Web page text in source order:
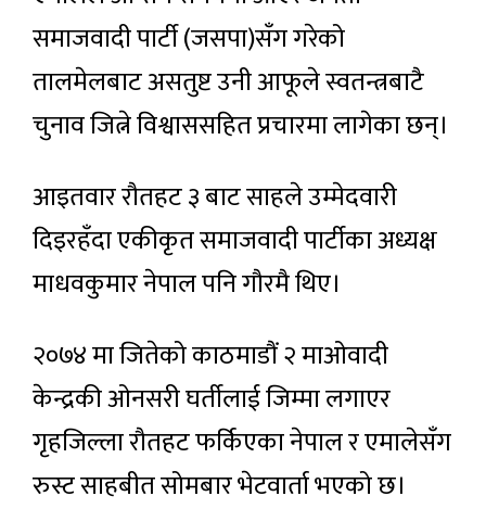
समाजवादी पार्टी (जसपा)सँग गरेको
तालमेलबाट असतुष्ट उनी आफूले स्वतन्त्रबाटै
चुनाव जित्ने विश्वाससहित प्रचारमा लागेका छन्।
आइतवार रौतहट ३ बाट साहले उम्मेदवारी
दिइरहँदा एकीकृत समाजवादी पार्टीका अध्यक्ष
माधवकुमार नेपाल पनि गौरमै थिए।
२०७४ मा जितेको काठमाडौं २ माओवादी
केन्द्रकी ओनसरी घर्तीलाई जिम्मा लगाएर
गृहजिल्ला रौतहट फर्किएका नेपाल र एमालेसँग
रुस्ट साहबीत सोमबार भेटवार्ता भएको छ।